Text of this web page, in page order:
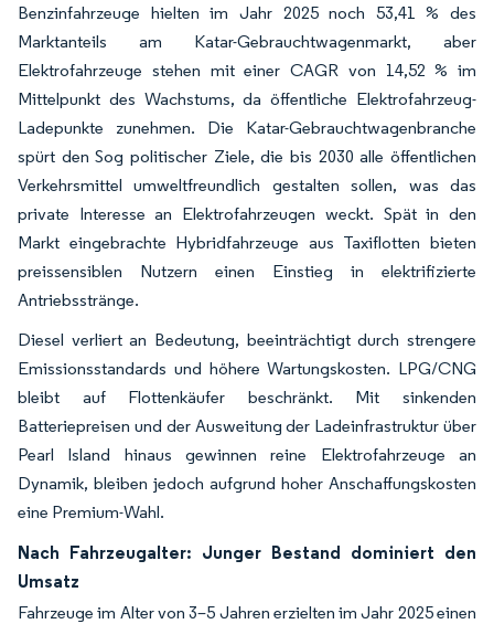
Benzinfahrzeuge hielten im Jahr 2025 noch 53,41 % des
Marktanteils am Katar-Gebrauchtwagenmarkt, aber
Elektrofahrzeuge stehen mit einer CAGR von 14,52 % im
Mittelpunkt des Wachstums, da öffentliche Elektrofahrzeug-
Ladepunkte zunehmen. Die Katar-Gebrauchtwagenbranche
spürt den Sog politischer Ziele, die bis 2030 alle öffentlichen
Verkehrsmittel umweltfreundlich gestalten sollen, was das
private Interesse an Elektrofahrzeugen weckt. Spät in den
Markt eingebrachte Hybridfahrzeuge aus Taxiflotten bieten
preissensiblen Nutzern einen Einstieg in elektrifizierte
Antriebsstränge.
Diesel verliert an Bedeutung, beeinträchtigt durch strengere
Emissionsstandards und höhere Wartungskosten. LPG/CNG
bleibt auf Flottenkäufer beschränkt. Mit sinkenden
Batteriepreisen und der Ausweitung der Ladeinfrastruktur über
Pearl Island hinaus gewinnen reine Elektrofahrzeuge an
Dynamik, bleiben jedoch aufgrund hoher Anschaffungskosten
eine Premium-Wahl.
Nach Fahrzeugalter: Junger Bestand dominiert den
Umsatz
Fahrzeuge im Alter von 3–5 Jahren erzielten im Jahr 2025 einen